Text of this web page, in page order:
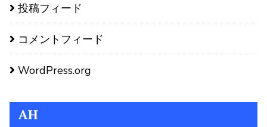
投稿フィード
コメントフィード
WordPress.org
AH